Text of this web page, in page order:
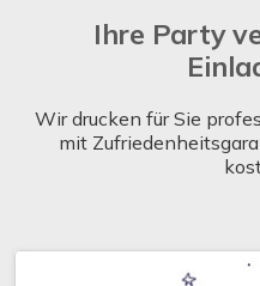
Ihre Party
Wir drucken für Sie
mit